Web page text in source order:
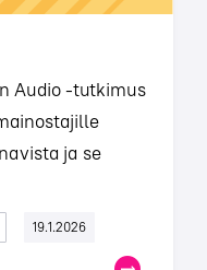
Audio -tutkimus
ja se
19.1.2026